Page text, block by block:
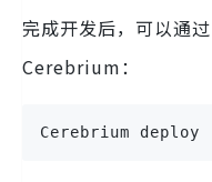
完成开发后，可以通
Cerebrium：
Cerebrium deploy